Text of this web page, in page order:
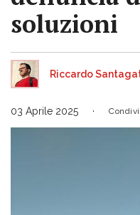
soluzioni
Riccardo
03 Aprile 2025